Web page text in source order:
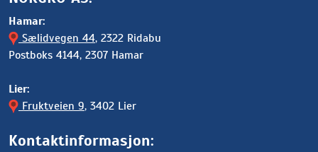
Hamar:
Sælidvegen 44, 2322 Ridabu
Postboks 4144, 2307 Hamar
Lier:
Fruktveien 9, 3402 Lier
Kontaktinformasjon: